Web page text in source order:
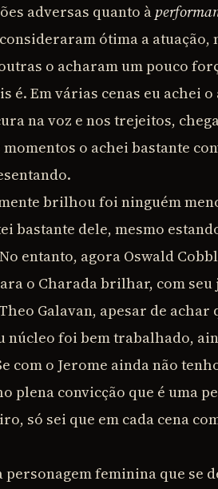
adversas quanto à
ótima a
o acharam um pouco
é. Em várias cenas eu achei
na voz e nos trejeitos,
o achei bastante
brilhou foi ninguém
bastante dele, mesmo
entanto, agora Oswald
o Charada brilhar, com
Galavan, apesar de achar
núcleo foi bem trabalhado,
com o Jerome ainda não
plena convicção que é uma
só sei que em cada cena
feminina que se